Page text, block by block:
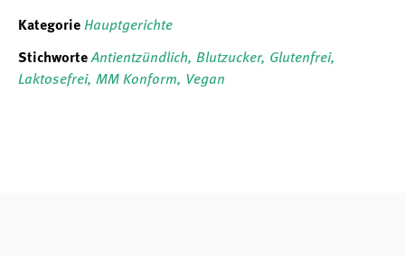
Kategorie Hauptgerichte
Stichworte Antientzündlich, Blutzucker, Glutenfrei,
Laktosefrei, MM Konform, Vegan